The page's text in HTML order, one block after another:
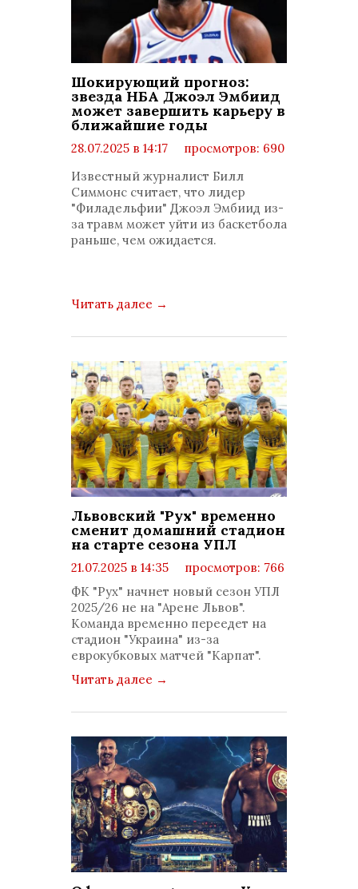
Шокирующий прогноз:
звезда НБА Джоэл Эмбиид
может завершить карьеру в
ближайшие годы
28.07.2025 в 14:17
просмотров: 690
Известный журналист Билл
Симмонс считает, что лидер
"Филадельфии" Джоэл Эмбиид из-
за травм может уйти из баскетбола
раньше, чем ожидается.
Читать далее →
Львовский "Рух" временно
сменит домашний стадион
на старте сезона УПЛ
21.07.2025 в 14:35
просмотров: 766
комментариев: 0
ФК "Рух" начнет новый сезон УПЛ
2025/26 не на "Арене Львов".
Команда временно переедет на
стадион "Украина" из-за
еврокубковых матчей "Карпат".
Читать далее →